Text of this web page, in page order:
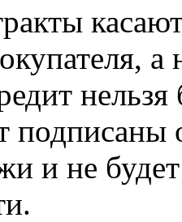
а
и не будет